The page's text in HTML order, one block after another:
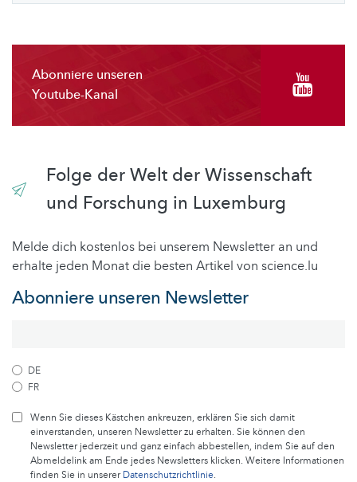
Abonniere unseren
Youtube-Kanal
Folge der Welt der Wissenschaft
und Forschung in Luxemburg
Melde dich kostenlos bei unserem Newsletter an und
erhalte jeden Monat die besten Artikel von science.lu
Abonniere unseren Newsletter
DE
FR
Wenn Sie dieses Kästchen ankreuzen, erklären Sie sich damit
einverstanden, unseren Newsletter zu erhalten. Sie können den
Newsletter jederzeit und ganz einfach abbestellen, indem Sie auf den
Abmeldelink am Ende jedes Newsletters klicken. Weitere Informationen
finden Sie in unsererDatenschutzrichtlinie.